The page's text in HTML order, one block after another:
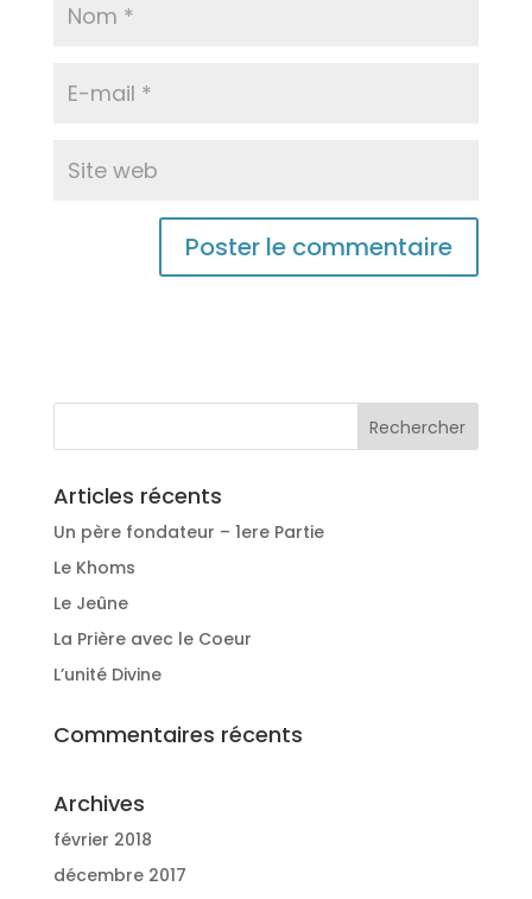
Articles récents
Un père fondateur – 1ere Partie
Le Khoms
Le Jeûne
La Prière avec le Coeur
L’unité Divine
Commentaires récents
Archives
février 2018
décembre 2017